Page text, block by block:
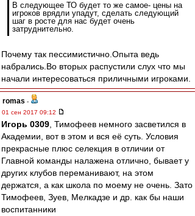
В следующее ТО будет то же самое- цены на
игроков врядли упадут, сделать следующий
шаг в росте для нас будет очень
затруднительно.
Почему так пессимистично.Опыта ведь
набрались.Во вторых распустили слух что мы
начали интересоваться приличными игроками.
romas -
01 сен 2017 09:12
Игорь 0309 , Тимофеев немного засветился в
Академии, вот в этом и вся её суть. Условия
прекрасные плюс селекция в отличии от
Главной команды налажена отлично, бывает у
других клубов переманивают, на этом
держатся, а как школа по моему не очень. Зато
Тимофеев, Зуев, Мелкадзе и др. как бы наши
воспитанники